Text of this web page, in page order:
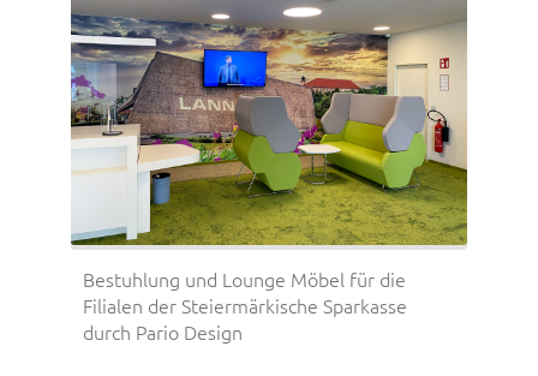
Bestuhlung und Lounge Möbel für die
Filialen der Steiermärkische Sparkasse
durch Pario Design